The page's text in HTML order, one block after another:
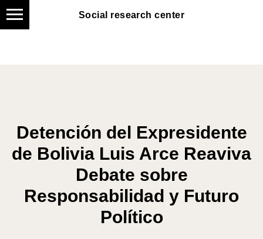
Social research center
Social research center
Detención del Expresidente
de Bolivia Luis Arce Reaviva
Debate sobre
Responsabilidad y Futuro
Político